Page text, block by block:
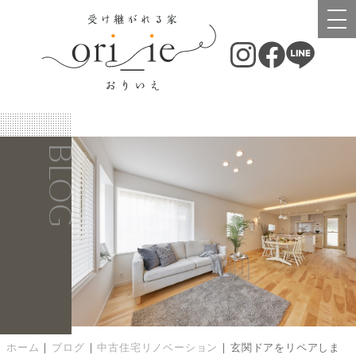
BLOG
ホーム | ブログ | 中古住宅リノベーション | 玄関ドアをリペアしま